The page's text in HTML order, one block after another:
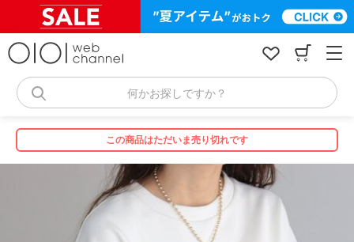
何かお探しですか？
この商品はただいま売り切れです